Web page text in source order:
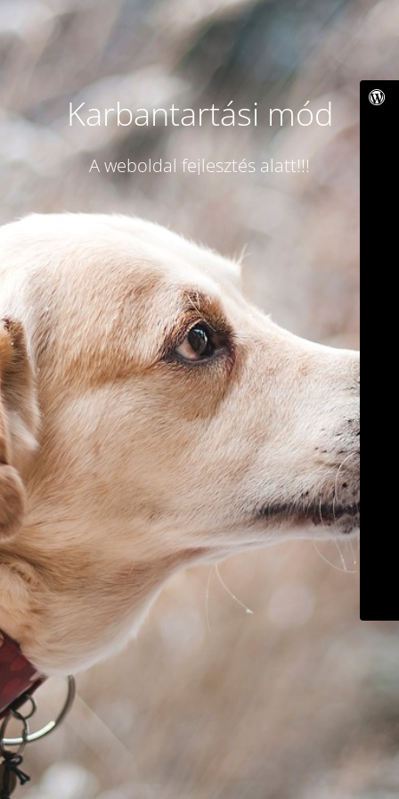
Karbantartási mód
A weboldal fejlesztés alatt!!!